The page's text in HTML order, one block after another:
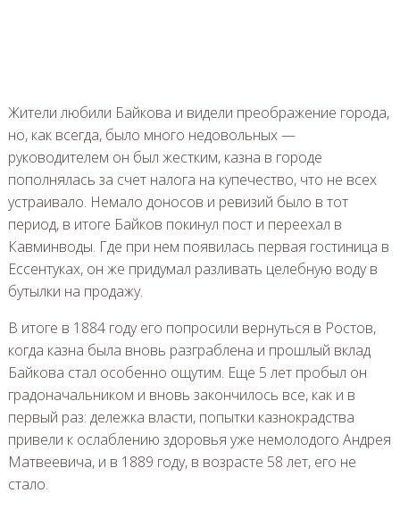
Жители любили Байкова и видели преображение города,
но, как всегда, было много недовольных —
руководителем он был жестким, казна в городе
пополнялась за счет налога на купечество, что не всех
устраивало. Немало доносов и ревизий было в тот
период, в итоге Байков покинул пост и переехал в
Кавминводы. Где при нем появилась первая гостиница в
Ессентуках, он же придумал разливать целебную воду в
бутылки на продажу.
В итоге в 1884 году его попросили вернуться в Ростов,
когда казна была вновь разграблена и прошлый вклад
Байкова стал особенно ощутим. Еще 5 лет пробыл он
градоначальником и вновь закончилось все, как и в
первый раз: дележка власти, попытки казнокрадства
привели к ослаблению здоровья уже немолодого Андрея
Матвеевича, и в 1889 году, в возрасте 58 лет, его не
стало.